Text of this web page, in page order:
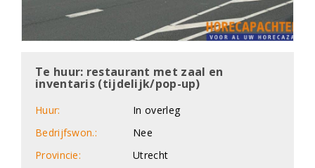
Te huur: restaurant met zaal en
inventaris (tijdelijk/pop-up)
Huur:
In overleg
Bedrijfswon.:
Nee
Provincie:
Utrecht